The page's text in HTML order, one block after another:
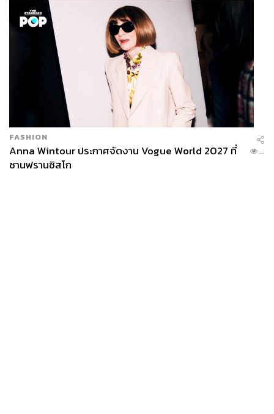
FASHION
Anna Wintour ประกาศจัดงาน Vogue World 2027 ที่
ซานฟรานซิสโก
...